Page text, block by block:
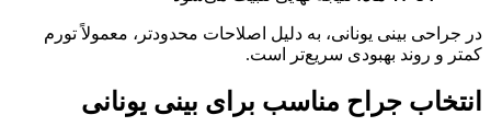
در جراحی بینی یونانی، به دلیل اصلاحات محدودتر، معمولاً تورم
کمتر و روند بهبودی سریع‌تر است.
انتخاب جراح مناسب برای بینی یونانی